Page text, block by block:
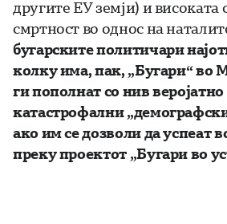
другите ЕУ земји) и високата
смртност во однос на
бугарските политичари
колку има, пак, „Бугари“ во
ги пополнат со нив
катастрофални
ако им се дозволи да успеат
преку проектот „Бугари во